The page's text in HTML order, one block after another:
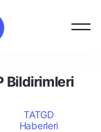
Bildirimleri
TATGD
Haberleri